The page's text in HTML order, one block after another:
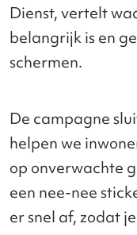
Dienst, vertelt
belangrijk is en
schermen.
De campagne
helpen we
op onverwachte
een nee-nee
er snel af, zodat